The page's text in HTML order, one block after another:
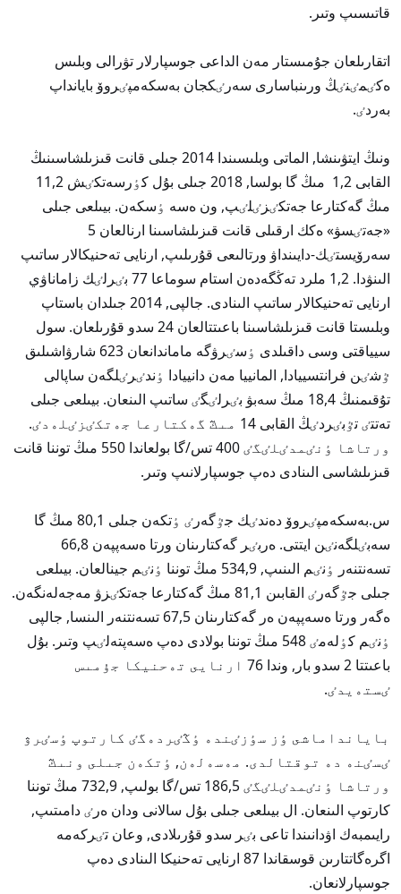
قاتىسىپ وتىر.
اتقارىلعان جۇمىستار مەن الداعى جوسپارلار تۋرالى وبلىس
ەكٸمٸنٸڭ ورىنباسارى سەرٸكجان بەسكەمپٸروۆ بايانداپ
بەردٸ.
ونىڭ ايتۋىنشا, الماتى وبلىسىندا 2014 جىلى قانت قىزىلشاسىنىڭ
القابى 1,2 مىڭ گا بولسا, 2018 جىلى بۇل كٶرسەتكٸش 11,2
مىڭ گەكتارعا جەتكٸزٸلٸپ, ون ەسە ٶسكەن. بيىلعى جىلى
«جەتٸسۋ» ەكك ارقىلى قانت قىزىلشاسىنا ارنالعان 5
سەرۆيستٸك-دايىنداۋ ورتالىعى قۇرىلىپ, ارنايى تەحنيكالار ساتىپ
الىنۋدا. 1,2 ملرد تەڭگەدەن استام سوماعا 77 بٸرلٸك زاماناۋي
ارنايى تەحنيكالار ساتىپ الىنادى. جالپى, 2014 جىلدان باستاپ
وبلىستا قانت قىزىلشاسىنا باعىتتالعان 24 سدو قۇرىلعان. سول
سيياقتى وسى داقىلدى ٶسٸرۋگە ماماندانعان 623 شارۋاشىلىق
ٷشٸن فرانتسييادا, المانييا مەن دانييادا ٶندٸرٸلگەن ساپالى
تۇقىمنىڭ 18,4 مىڭ سەبۋ بٸرلٸگٸ ساتىپ الىنعان. بيىلعى جىلى
تەتتٸ تٷبٸردٸڭ القابى 14 مىڭ گەكتارعا جەتكٸزٸلەدٸ.
ورتاشا ٶنٸمدٸلٸگٸ 400 تس/گا بولعاندا 550 مىڭ توننا قانت
قىزىلشاسى الىنادى دەپ جوسپارلانىپ وتىر.
س.بەسكەمپٸروۆ دەندٸك جٷگەرٸ ٶتكەن جىلى 80,1 مىڭ گا
سەبٸلگەنٸن ايتتى. ەربٸر گەكتارىنان ورتا ەسەپپەن 66,8
تسەنتنەر ٶنٸم الىنىپ, 534,9 مىڭ توننا ٶنٸم جينالعان. بيىلعى
جىلى جٷگەرٸ القابىن 81,1 مىڭ گەكتارعا جەتكٸزۋ مەجەلەنگەن.
ەگەر ورتا ەسەپپەن ەر گەكتارىنان 67,5 تسەنتنەر الىنسا, جالپى
ٶنٸم كٶلەمٸ 548 مىڭ توننا بولادى دەپ ەسەپتەلٸپ وتىر. بۇل
باعىتتا 2 سدو بار, وندا 76 ارنايى تەحنيكا جۇمىس
ٸستەيدٸ.
بايانداماشى ٶز سٶزٸندە ٶڭٸردەگٸ كارتوپ ٶسٸرۋ
ٸسٸنە دە توقتالدى. مەسەلەن, ٶتكەن جىلى ونىڭ
ورتاشا ٶنٸمدٸلٸگٸ 186,5 تس/گا بولىپ, 732,9 مىڭ توننا
كارتوپ الىنعان. ال بيىلعى جىلى بۇل سالانى ودان ەرٸ دامىتىپ,
رايىمبەك اۋدانىندا تاعى بٸر سدو قۇرىلادى, وعان تٸركەمە
اگرەگاتتارىن قوسقاندا 87 ارنايى تەحنيكا الىنادى دەپ
جوسپارلانعان.